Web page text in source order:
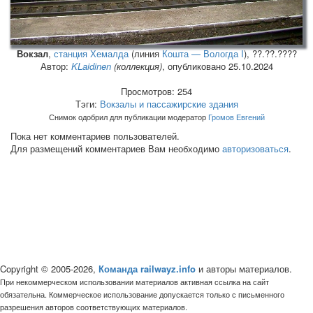
Вокзал,станция Хемалда (линияКошта — Вологда I), ??.??.????
Автор: KLaidinen(коллекция), опубликовано 25.10.2024
Просмотров: 254
Тэги: Вокзалы и пассажирские здания
Снимок одобрил для публикации модератор Громов Евгений
Пока нет комментариев пользователей.
Для размещений комментариев Вам необходимо авторизоваться.
Copyright © 2005-2026, Команда railwayz.info и авторы материалов.
При некоммерческом использовании материалов активная ссылка на сайт
обязательна. Коммерческое использование допускается только с письменного
разрешения авторов соответствующих материалов.